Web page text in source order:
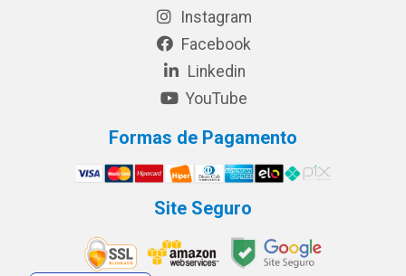
Instagram
Facebook
Linkedin
YouTube
Formas de Pagamento
Site Seguro